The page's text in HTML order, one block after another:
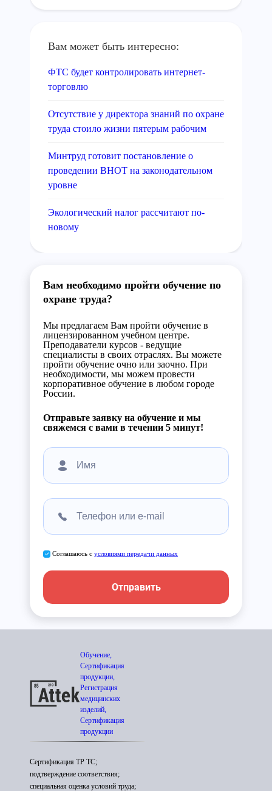
Вам может быть интересно:
ФТС будет контролировать интернет-
торговлю
Отсутствие у директора знаний по охране
труда стоило жизни пятерым рабочим
Минтруд готовит постановление о
проведении ВНОТ на законодательном
уровне
Экологический налог рассчитают по-
новому
Вам необходимо пройти обучение по
охране труда?
Мы предлагаем Вам пройти обучение в
лицензированном учебном центре.
Преподаватели курсов - ведущие
специалисты в своих отраслях. Вы можете
пройти обучение очно или заочно. При
необходимости, мы можем провести
корпоративное обучение в любом городе
России.
Отправьте заявку на обучение и мы
свяжемся с вами в течении 5 минут!
Соглашаюсь с условиями передачи данных
Отправить
Обучение,
Сертификация
продукции,
Регистрация
медицинских
изделий,
Сертификация
продукции
Сертификация ТР ТС;
подтверждение соответствия;
специальная оценка условий труда;